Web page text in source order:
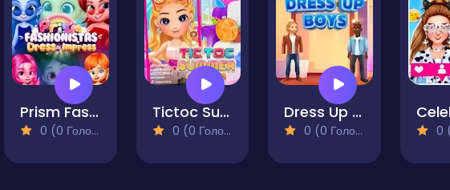
Prism Fashionistas Dress to Impress
0 (0 Голосів)
Tictoc Summer Fashion
0 (0 Голосів)
Dress Up Boys
0 (0 Голосів) 0